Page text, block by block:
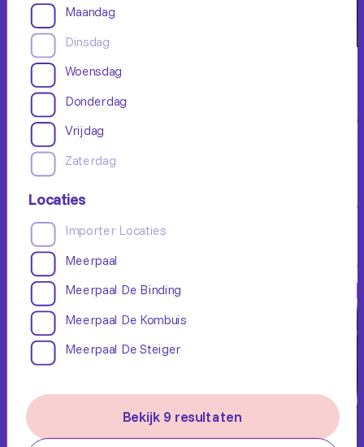
Maandag
Dinsdag
Woensdag
Donderdag
Vrijdag
Zaterdag
Locaties
Importer Locaties
Meerpaal
Meerpaal De Binding
Meerpaal De Kombuis
Meerpaal De Steiger
Bekijk 9 resultaten
Yoga voor ouderen
Groepsles
Vol